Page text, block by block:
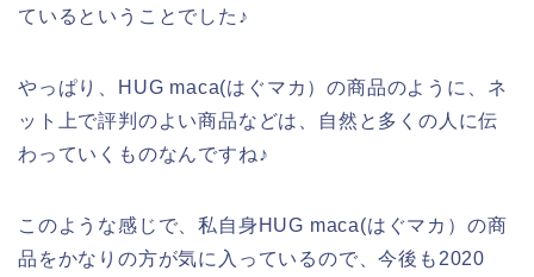
ているということでした♪
やっぱり、HUG maca(はぐマカ）の商品のように、ネ
ット上で評判のよい商品などは、自然と多くの人に伝
わっていくものなんですね♪
このような感じで、私自身HUG maca(はぐマカ）の商
品をかなりの方が気に入っているので、今後も2020